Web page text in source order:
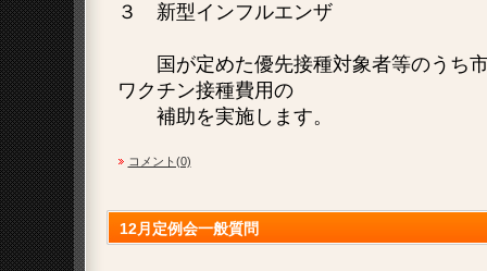
３ 新型インフルエンザ
国が定めた優先接種対象者等のうち市
ワクチン接種費用の
補助を実施します。
コメント(0)
12月定例会一般質問